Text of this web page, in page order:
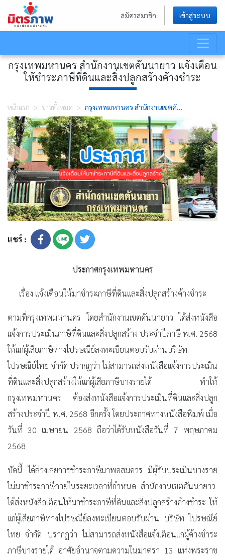
สมัครสมาชิก เข้าสู่ระบบ
กรุงเทพมหานคร สำนักงานเขตคันนายาว แจ้งเตือน
ให้ชำระภาษีที่ดินและสิ่งปลูกสร้างค้างชำระ
หน้าแรก > ข่าวทั้งหมด > กรุงเทพมหานคร สำนักงานเขตคันนายาว แจ้งเตือนให้ชำระภาษีที่ดินและสิ่งปลูกสร้างค้างชำระ
แชร์ :
ประกาศกรุงเทพมหานคร
เรื่อง แจ้งเตือนให้มาชำระภาษีที่ดินและสิ่งปลูกสร้างค้างชำระ
ตามที่กรุงเทพมหานคร โดยสำนักงานเขตคันนายาว ได้ส่งหนังสือ
แจ้งการประเมินภาษีที่ดินและสิ่งปลูกสร้าง ประจำปีภาษี พ.ศ. 2568
ให้แก่ผู้เสียภาษีทางไปรษณีย์ลงทะเบียนตอบรับผ่านบริษัท
ไปรษณีย์ไทย จำกัด ปรากฏว่า ไม่สามารถส่งหนังสือแจ้งการประเมิน
ที่ดินและสิ่งปลูกสร้างให้แก่ผู้เสียภาษีบางรายได้ ทำให้
กรุงเทพมหานคร ต้องส่งหนังสือแจ้งการประเมินที่ดินและสิ่งปลูก
สร้างประจำปี พ.ศ. 2568 อีกครั้ง โดยประกาศทางหนังสือพิมพ์ เมื่อ
วันที่ 30 เมษายน 2568 ถือว่าได้รับหนังสือวันที่ 7 พฤษภาคม
2568
บัดนี้ ได้ล่วงเลยการชำระภาษีมาพอสมควร มีผู้รับประเมินบางราย
ไม่มาชำระภาษีภายในระยะเวลาที่กำหนด สำนักงานเขตคันนายาว
ได้ส่งหนังสือเตือนให้มาชำระภาษีที่ดินและสิ่งปลูกสร้างค้างชำระ ให้
แก่ผู้เสียภาษีทางไปรษณีย์ลงทะเบียนตอบรับผ่าน บริษัท ไปรษณีย์
ไทย จำกัด ปรากฎว่า ไม่สามารถส่งหนังสือแจ้งเตือนแก่ผู้ค้างชำระ
ภาษีบางรายได้ อาศัยอำนาจตามความในมาตรา 13 แห่งพระราช